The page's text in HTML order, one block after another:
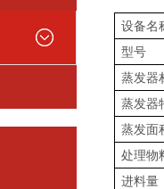
设备名
型号
蒸发器
蒸发器
蒸发面
处理物
进料量